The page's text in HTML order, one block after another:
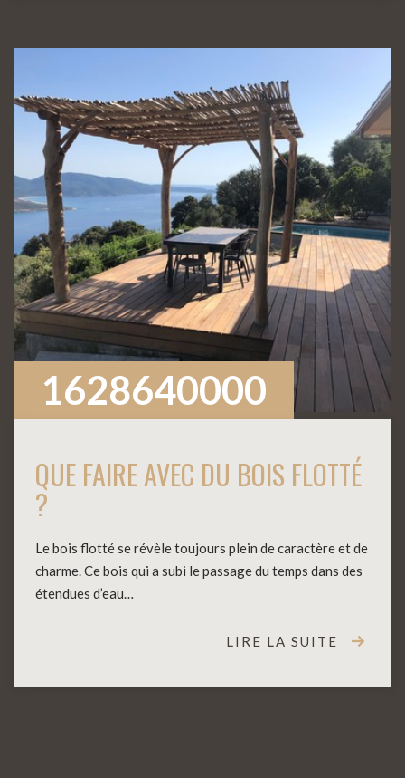
1628640000
QUE FAIRE AVEC DU BOIS FLOTTÉ
?
Le bois flotté se révèle toujours plein de caractère et de
charme. Ce bois qui a subi le passage du temps dans des
étendues d’eau…
LIRE LA SUITE